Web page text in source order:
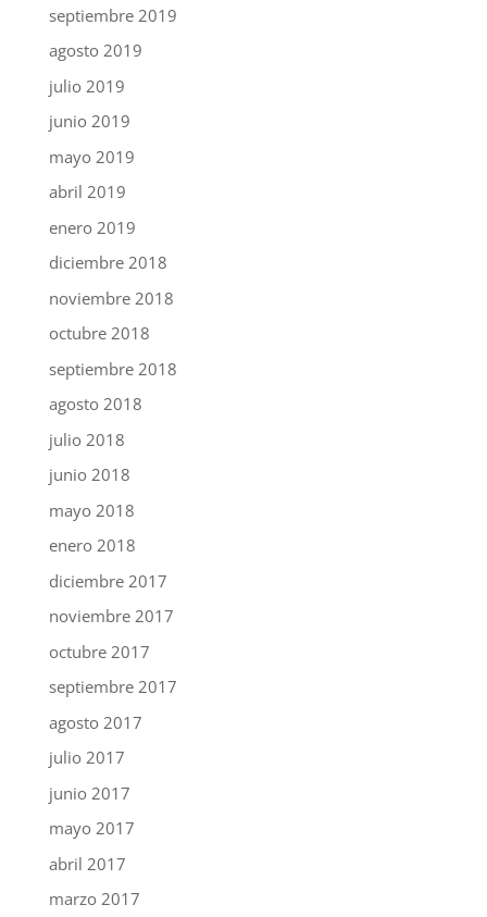
septiembre 2019
agosto 2019
julio 2019
junio 2019
mayo 2019
abril 2019
enero 2019
diciembre 2018
noviembre 2018
octubre 2018
septiembre 2018
agosto 2018
julio 2018
junio 2018
mayo 2018
enero 2018
diciembre 2017
noviembre 2017
octubre 2017
septiembre 2017
agosto 2017
julio 2017
junio 2017
mayo 2017
abril 2017
marzo 2017